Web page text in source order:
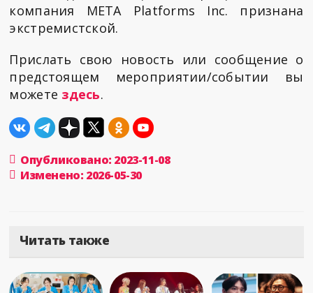
компания META Platforms Inc. признана
экстремистской.
Прислать свою новость или сообщение о
предстоящем мероприятии/событии вы
можете здесь.
Опубликовано: 2023-11-08
Изменено: 2026-05-30
Читать также